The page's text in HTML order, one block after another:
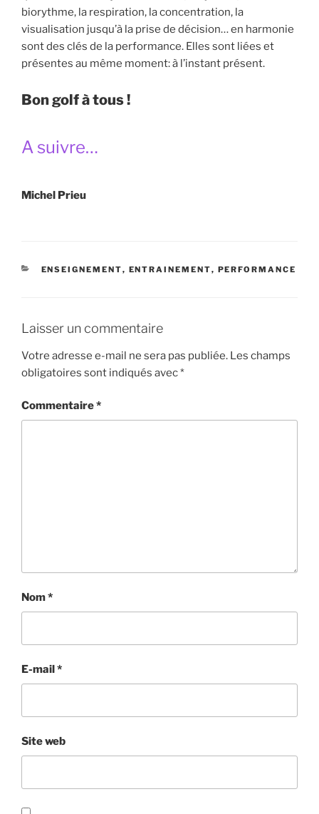
biorythme, la respiration, la concentration, la
visualisation jusqu’à la prise de décision… en harmonie
sont des clés de la performance. Elles sont liées et
présentes au même moment: à l’instant présent.
Bon golf à tous !
A suivre…
Michel Prieu
CATÉGORIES
ENSEIGNEMENT, ENTRAINEMENT, PERFORMANCE
Laisser un commentaire
Votre adresse e-mail ne sera pas publiée. Les champs
obligatoires sont indiqués avec*
Commentaire*
Nom*
E-mail*
Site web